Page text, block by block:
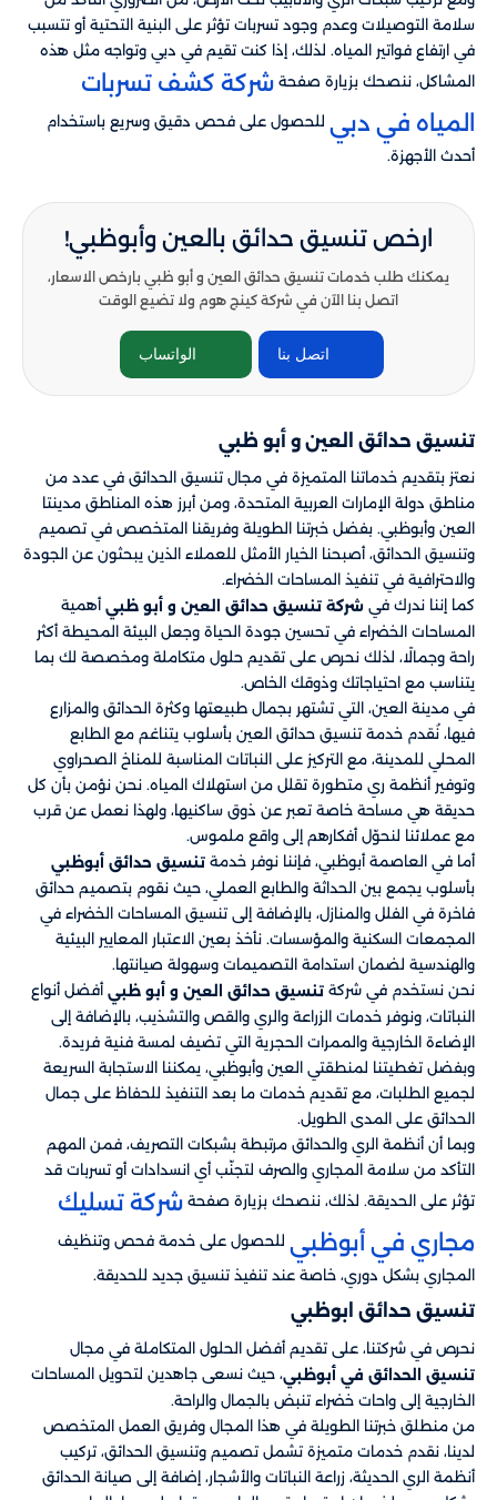
سلامة التوصيلات وعدم وجود تسربات تؤثر على البنية التحتية أو تتسبب
في ارتفاع فواتير المياه. لذلك، إذا كنت تقيم في دبي وتواجه مثل هذه
المشاكل، ننصحك بزيارة صفحة شركة كشف تسربات
المياه في دبي للحصول على فحص دقيق وسريع باستخدام
أحدث الأجهزة.
ارخص تنسيق حدائق بالعين وأبوظبي!
يمكنك طلب خدمات تنسيق حدائق العين و أبو ظبي​​ بارخص الاسعار،
اتصل بنا الآن في شركة كينج هوم ولا تضيع الوقت
اتصل بنا الواتساب
تنسيق حدائق العين و أبو ظبي​​
نعتز بتقديم خدماتنا المتميزة في مجال تنسيق الحدائق في عدد من
مناطق دولة الإمارات العربية المتحدة، ومن أبرز هذه المناطق مدينتا
العين وأبوظبي. بفضل خبرتنا الطويلة وفريقنا المتخصص في تصميم
وتنسيق الحدائق، أصبحنا الخيار الأمثل للعملاء الذين يبحثون عن الجودة
والاحترافية في تنفيذ المساحات الخضراء.
كما إننا ندرك في شركة تنسيق حدائق العين و أبو ظبي ​​ أهمية
المساحات الخضراء في تحسين جودة الحياة وجعل البيئة المحيطة أكثر
راحة وجمالًا، لذلك نحرص على تقديم حلول متكاملة ومخصصة لك بما
يتناسب مع احتياجاتك وذوقك الخاص.
في مدينة العين، التي تشتهر بجمال طبيعتها وكثرة الحدائق والمزارع
فيها، نُقدم خدمة تنسيق حدائق العين بأسلوب يتناغم مع الطابع
المحلي للمدينة، مع التركيز على النباتات المناسبة للمناخ الصحراوي
وتوفير أنظمة ري متطورة تقلل من استهلاك المياه. نحن نؤمن بأن كل
حديقة هي مساحة خاصة تعبر عن ذوق ساكنيها، ولهذا نعمل عن قرب
مع عملائنا لنحوّل أفكارهم إلى واقع ملموس.
أما في العاصمة أبوظبي، فإننا نوفر خدمة تنسيق حدائق أبوظبي
بأسلوب يجمع بين الحداثة والطابع العملي، حيث نقوم بتصميم حدائق
فاخرة في الفلل والمنازل، بالإضافة إلى تنسيق المساحات الخضراء في
المجمعات السكنية والمؤسسات. نأخذ بعين الاعتبار المعايير البيئية
والهندسية لضمان استدامة التصميمات وسهولة صيانتها.
نحن نستخدم في شركة تنسيق حدائق العين و أبو ظبي ​​ أفضل أنواع
النباتات، ونوفر خدمات الزراعة والري والقص والتشذيب، بالإضافة إلى
الإضاءة الخارجية والممرات الحجرية التي تضيف لمسة فنية فريدة.
وبفضل تغطيتنا لمنطقتي العين وأبوظبي، يمكننا الاستجابة السريعة
لجميع الطلبات، مع تقديم خدمات ما بعد التنفيذ للحفاظ على جمال
الحدائق على المدى الطويل.
وبما أن أنظمة الري والحدائق مرتبطة بشبكات التصريف، فمن المهم
التأكد من سلامة المجاري والصرف لتجنّب أي انسدادات أو تسربات قد
تؤثر على الحديقة. لذلك، ننصحك بزيارة صفحة شركة تسليك
مجاري في أبوظبي للحصول على خدمة فحص وتنظيف
المجاري بشكل دوري، خاصة عند تنفيذ تنسيق جديد للحديقة.
تنسيق حدائق ابوظبي​
نحرص في شركتنا، على تقديم أفضل الحلول المتكاملة في مجال
تنسيق الحدائق في أبوظبي، حيث نسعى جاهدين لتحويل المساحات
الخارجية إلى واحات خضراء تنبض بالجمال والراحة.
من منطلق خبرتنا الطويلة في هذا المجال وفريق العمل المتخصص
لدينا، نقدم خدمات متميزة تشمل تصميم وتنسيق الحدائق، تركيب
أنظمة الري الحديثة، زراعة النباتات والأشجار، إضافة إلى صيانة الحدائق